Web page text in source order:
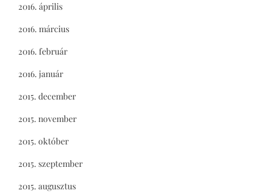
2016. április
2016. március
2016. február
2016. január
2015. december
2015. november
2015. október
2015. szeptember
2015. augusztus